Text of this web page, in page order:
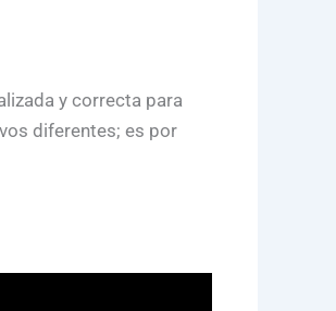
y correcta para
diferentes; es por